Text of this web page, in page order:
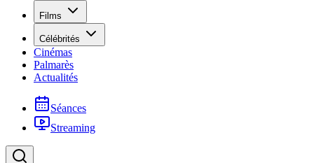
Films
Célébrités
Cinémas
Palmarès
Actualités
Séances
Streaming